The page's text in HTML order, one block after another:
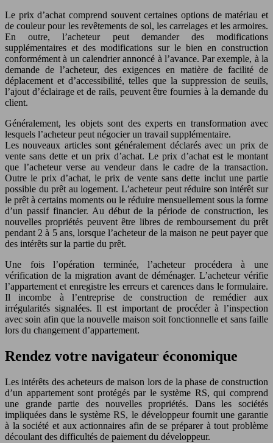
Le prix d’achat comprend souvent certaines options de matériau et
de couleur pour les revêtements de sol, les carrelages et les armoires.
En outre, l’acheteur peut demander des modifications
supplémentaires et des modifications sur le bien en construction
conformément à un calendrier annoncé à l’avance. Par exemple, à la
demande de l’acheteur, des exigences en matière de facilité de
déplacement et d’accessibilité, telles que la suppression de seuils,
l’ajout d’éclairage et de rails, peuvent être fournies à la demande du
client.
Généralement, les objets sont des experts en transformation avec
lesquels l’acheteur peut négocier un travail supplémentaire.
Les nouveaux articles sont généralement déclarés avec un prix de
vente sans dette et un prix d’achat. Le prix d’achat est le montant
que l’acheteur verse au vendeur dans le cadre de la transaction.
Outre le prix d’achat, le prix de vente sans dette inclut une partie
possible du prêt au logement. L’acheteur peut réduire son intérêt sur
le prêt à certains moments ou le réduire mensuellement sous la forme
d’un passif financier. Au début de la période de construction, les
nouvelles propriétés peuvent être libres de remboursement du prêt
pendant 2 à 5 ans, lorsque l’acheteur de la maison ne peut payer que
des intérêts sur la partie du prêt.
Une fois l’opération terminée, l’acheteur procédera à une
vérification de la migration avant de déménager. L’acheteur vérifie
l’appartement et enregistre les erreurs et carences dans le formulaire.
Il incombe à l’entreprise de construction de remédier aux
irrégularités signalées. Il est important de procéder à l’inspection
avec soin afin que la nouvelle maison soit fonctionnelle et sans faille
lors du changement d’appartement.
Rendez votre navigateur économique
Les intérêts des acheteurs de maison lors de la phase de construction
d’un appartement sont protégés par le système RS, qui comprend
une grande partie des nouvelles propriétés. Dans les sociétés
impliquées dans le système RS, le développeur fournit une garantie
à la société et aux actionnaires afin de se préparer à tout problème
découlant des difficultés de paiement du développeur.